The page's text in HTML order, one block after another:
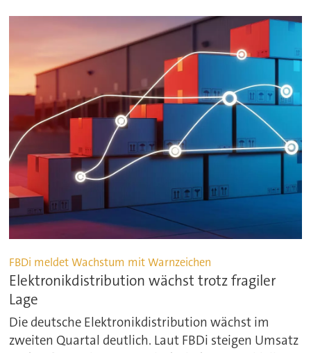
FBDi meldet Wachstum mit Warnzeichen
Elektronikdistribution wächst trotz fragiler
Lage
Die deutsche Elektronikdistribution wächst im
zweiten Quartal deutlich. Laut FBDi steigen Umsatz